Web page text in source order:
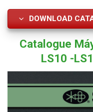
DOWNLOAD
Catalogue
LS10 -